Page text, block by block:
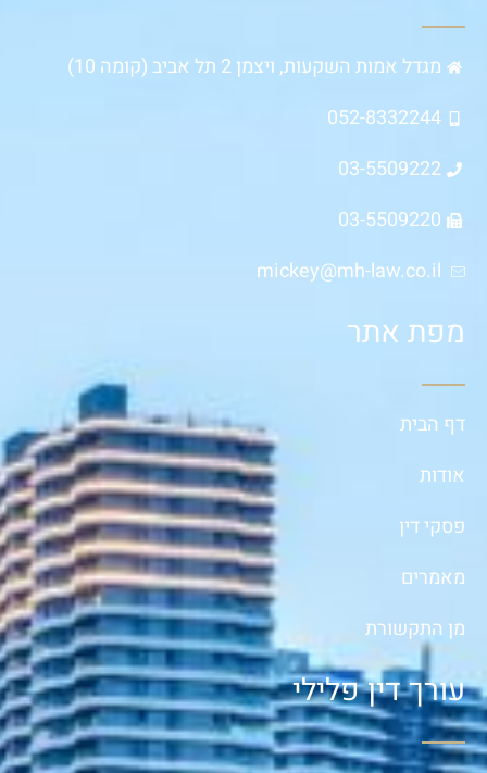
מגדל אמות השקעות, ויצמן 2 תל אביב (קומה 10)
052-8332244
03-5509222
03-5509220
mickey@mh-law.co.il
מפת אתר
דף הבית
אודות
פסקי דין
מאמרים
מן התקשורת
עורך דין פלילי